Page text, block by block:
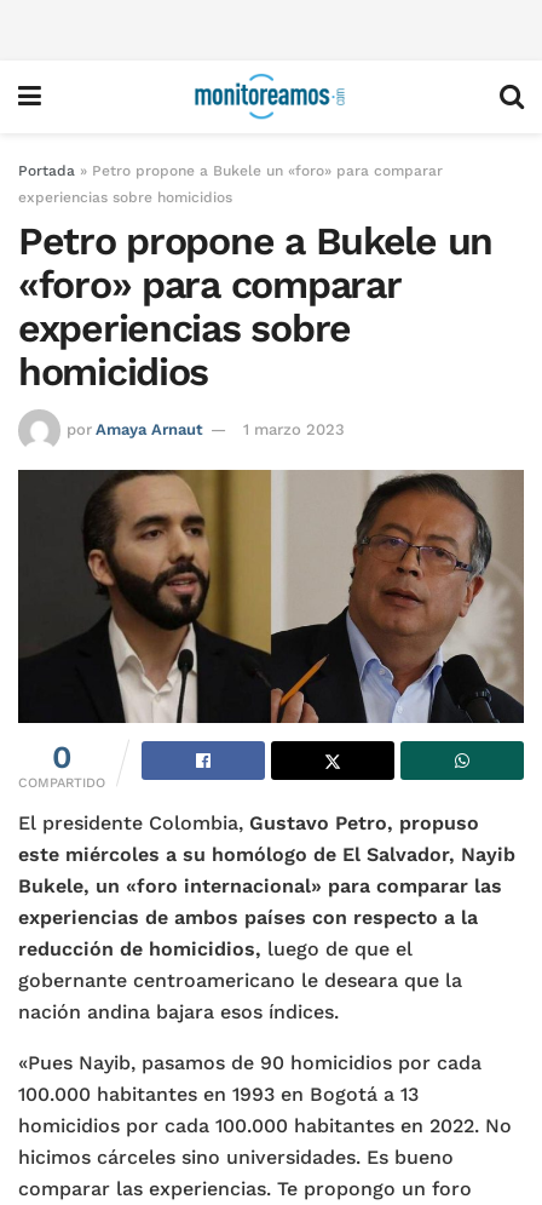
Portada » Petro propone a Bukele un «foro» para comparar
experiencias sobre homicidios
Petro propone a Bukele un
«foro» para comparar
experiencias sobre
homicidios
por Amaya Arnaut 1 marzo 2023
0
COMPARTIDO
El presidente Colombia, Gustavo Petro, propuso
este miércoles a su homólogo de El Salvador, Nayib
Bukele, un «foro internacional» para comparar las
experiencias de ambos países con respecto a la
reducción de homicidios, luego de que el
gobernante centroamericano le deseara que la
nación andina bajara esos índices.
«Pues Nayib, pasamos de 90 homicidios por cada
100.000 habitantes en 1993 en Bogotá a 13
homicidios por cada 100.000 habitantes en 2022. No
hicimos cárceles sino universidades. Es bueno
comparar las experiencias. Te propongo un foro